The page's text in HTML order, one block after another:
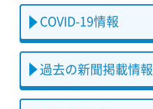
COVID-19情報
過去の新聞掲載情報